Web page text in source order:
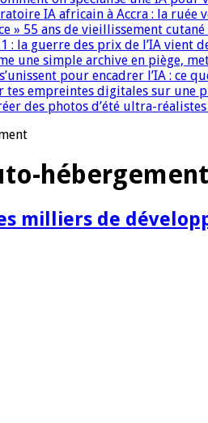
IA africain à Accra : la ruée
» 55 ans de vieillissement
: la guerre des prix de l’IA vient
une simple archive en piège,
pour encadrer l’IA : ce
tes empreintes digitales sur une
des photos d’été ultra-
hébergement
milliers de